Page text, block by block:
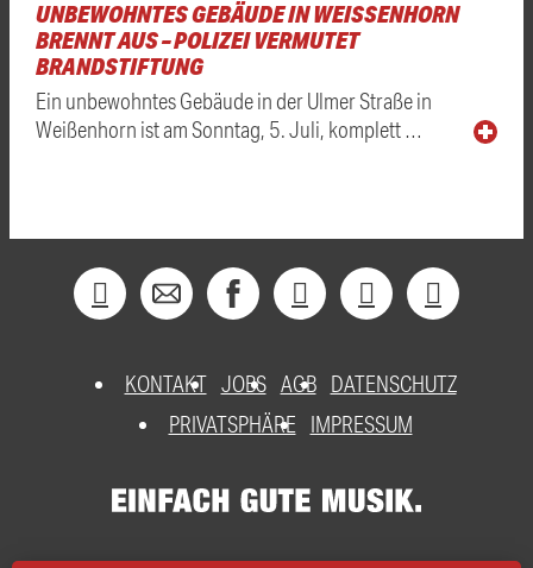
UNBEWOHNTES GEBÄUDE IN WEISSENHORN B
RENNT AUS – POLIZEI VERMUTET B
RANDSTIFTUNG
Ein unbewohntes Gebäude in der Ulmer Straße in
Weißenhorn ist am Sonntag, 5. Juli, komplett …
KONTAKT JOBS AGB DATENSCHUTZ
PRIVATSPHÄRE
IMPRESSUM